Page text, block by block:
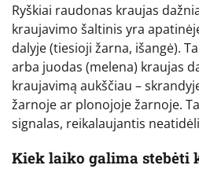
Ryškiai raudonas kraujas
kraujavimo šaltinis yra
dalyje (tiesioji žarna, išangė).
arba juodas (melena) kraujas
kraujavimą aukščiau –
žarnoje ar plonojoje žarnoje.
signalas, reikalaujantis
Kiek laiko galima stebėti